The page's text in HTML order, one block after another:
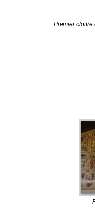
Premier cloitre